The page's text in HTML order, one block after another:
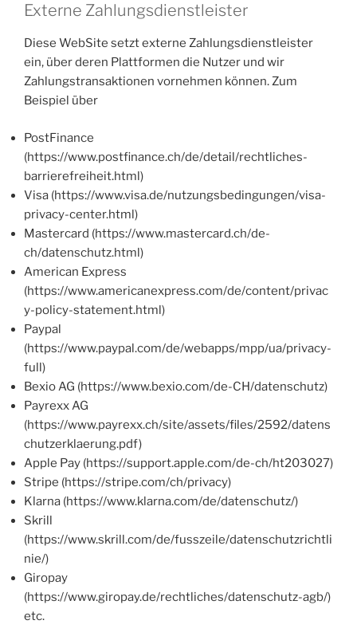
Externe Zahlungsdienstleister
Diese WebSite setzt externe Zahlungsdienstleister
ein, über deren Plattformen die Nutzer und wir
Zahlungstransaktionen vornehmen können. Zum
Beispiel über
PostFinance
(https://www.postfinance.ch/de/detail/rechtliches-
barrierefreiheit.html)
Visa (https://www.visa.de/nutzungsbedingungen/visa-
privacy-center.html)
Mastercard (https://www.mastercard.ch/de-
ch/datenschutz.html)
American Express
(https://www.americanexpress.com/de/content/privac
y-policy-statement.html)
Paypal
(https://www.paypal.com/de/webapps/mpp/ua/privacy-
full)
Bexio AG (https://www.bexio.com/de-CH/datenschutz)
Payrexx AG
(https://www.payrexx.ch/site/assets/files/2592/datens
chutzerklaerung.pdf)
Apple Pay (https://support.apple.com/de-ch/ht203027)
Stripe (https://stripe.com/ch/privacy)
Klarna (https://www.klarna.com/de/datenschutz/)
Skrill
(https://www.skrill.com/de/fusszeile/datenschutzrichtli
nie/)
Giropay
(https://www.giropay.de/rechtliches/datenschutz-agb/)
etc.